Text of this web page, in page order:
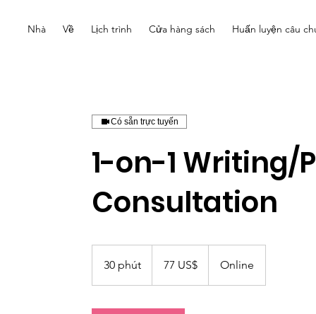
Nhà Về Lịch trình Cửa hàng sách Huấn luyện câu
Có sẵn trực tuyến
1-on-1 Writing/
Consultation
30 phút
0
77 US$ Online